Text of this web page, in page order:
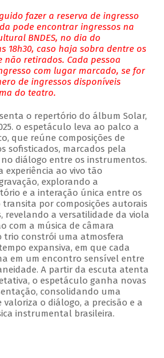
fazer a reserva de ingresso
pode encontrar ingressos na
BNDES, no dia do
18h30, caso haja sobra dentre os
não retirados. Cada pessoa
com lugar marcado, se for
de ingressos disponíveis
do teatro.
o repertório do álbum Solar,
o espetáculo leva ao palco a
que reúne composições de
sofisticados, marcados pela
diálogo entre os instrumentos.
experiência ao vivo tão
explorando a
e a interação única entre os
transita por composições autorais
revelando a versatilidade da viola
com a música de câmara
trio constrói uma atmosfera
expansiva, em que cada
em um encontro sensível entre
A partir da escuta atenta
o espetáculo ganha novas
consolidando uma
o diálogo, a precisão e a
instrumental brasileira.